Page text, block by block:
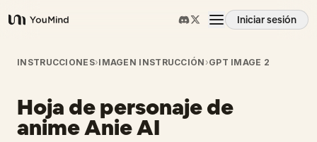
YouMind
Iniciar sesión
Resumen
Casos de uso
INSTRUCCIONES›IMAGEN INSTRUCCIÓN ›GPT IMAGE 2
Hoja de personaje de
anime Anie AI